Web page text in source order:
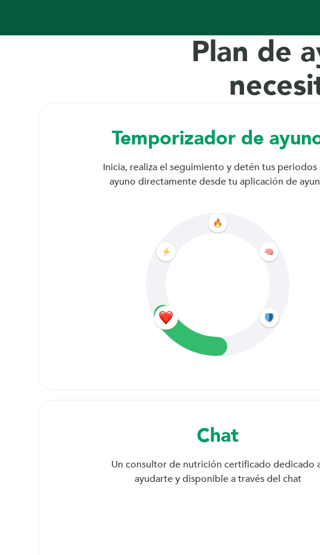
d
u
n
o
Plan de
Temporizador de
Inicia, realiza el seguimiento y detén tus periodos
ayuno directamente desde tu aplicación de
Chat
Un consultor de nutrición certificado dedicado
ayudarte y disponible a través del chat